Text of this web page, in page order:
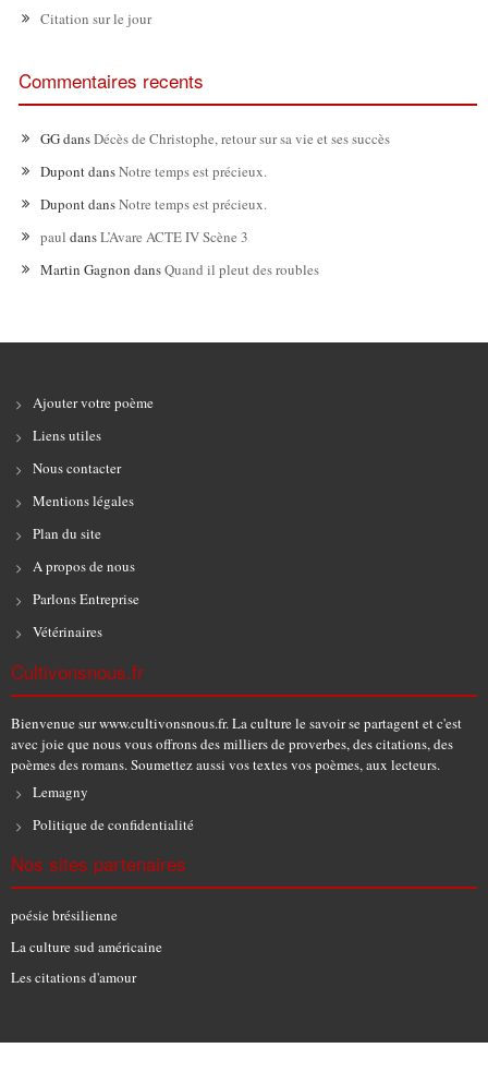
Citation sur le jour
Commentaires recents
GGdansDécès de Christophe, retour sur sa vie et ses succès
DupontdansNotre temps est précieux.
DupontdansNotre temps est précieux.
paul dansL’Avare ACTE IV Scène 3
Martin Gagnon dansQuand il pleut des roubles
Ajouter votre poème
Liens utiles
Nous contacter
Mentions légales
Plan du site
A propos de nous
Parlons Entreprise
Vétérinaires
Cultivonsnous.fr
Bienvenue sur www.cultivonsnous.fr. La culture le savoir se partagent et c'est
avec joie que nous vous offrons des milliers de proverbes, des citations, des
poèmes des romans. Soumettez aussi vos textes vos poèmes, aux lecteurs.
Lemagny
Politique de confidentialité
Nos sites partenaires
poésie brésilienne
La culture sud américaine
Les citations d'amour